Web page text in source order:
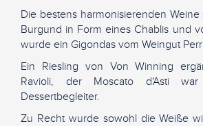
Die bestens harmonisierenden
Burgund in Form eines Chablis und
wurde ein Gigondas vom Weingut
Ein Riesling von Von Winning
Ravioli, der Moscato d'Asti
Dessertbegleiter.
Zu Recht wurde sowohl die Weiße